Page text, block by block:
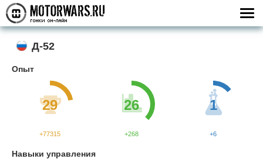
Д-52
Опыт
29
+77315
26
+268
1
+6
Навыки управления